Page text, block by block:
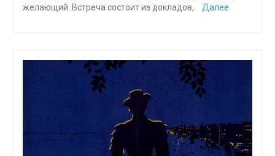
желающий. Встреча состоит из докладов,
Далее